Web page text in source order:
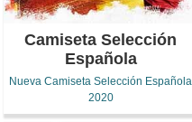
Camiseta Selección
Española
Nueva Camiseta Selección Española
2020